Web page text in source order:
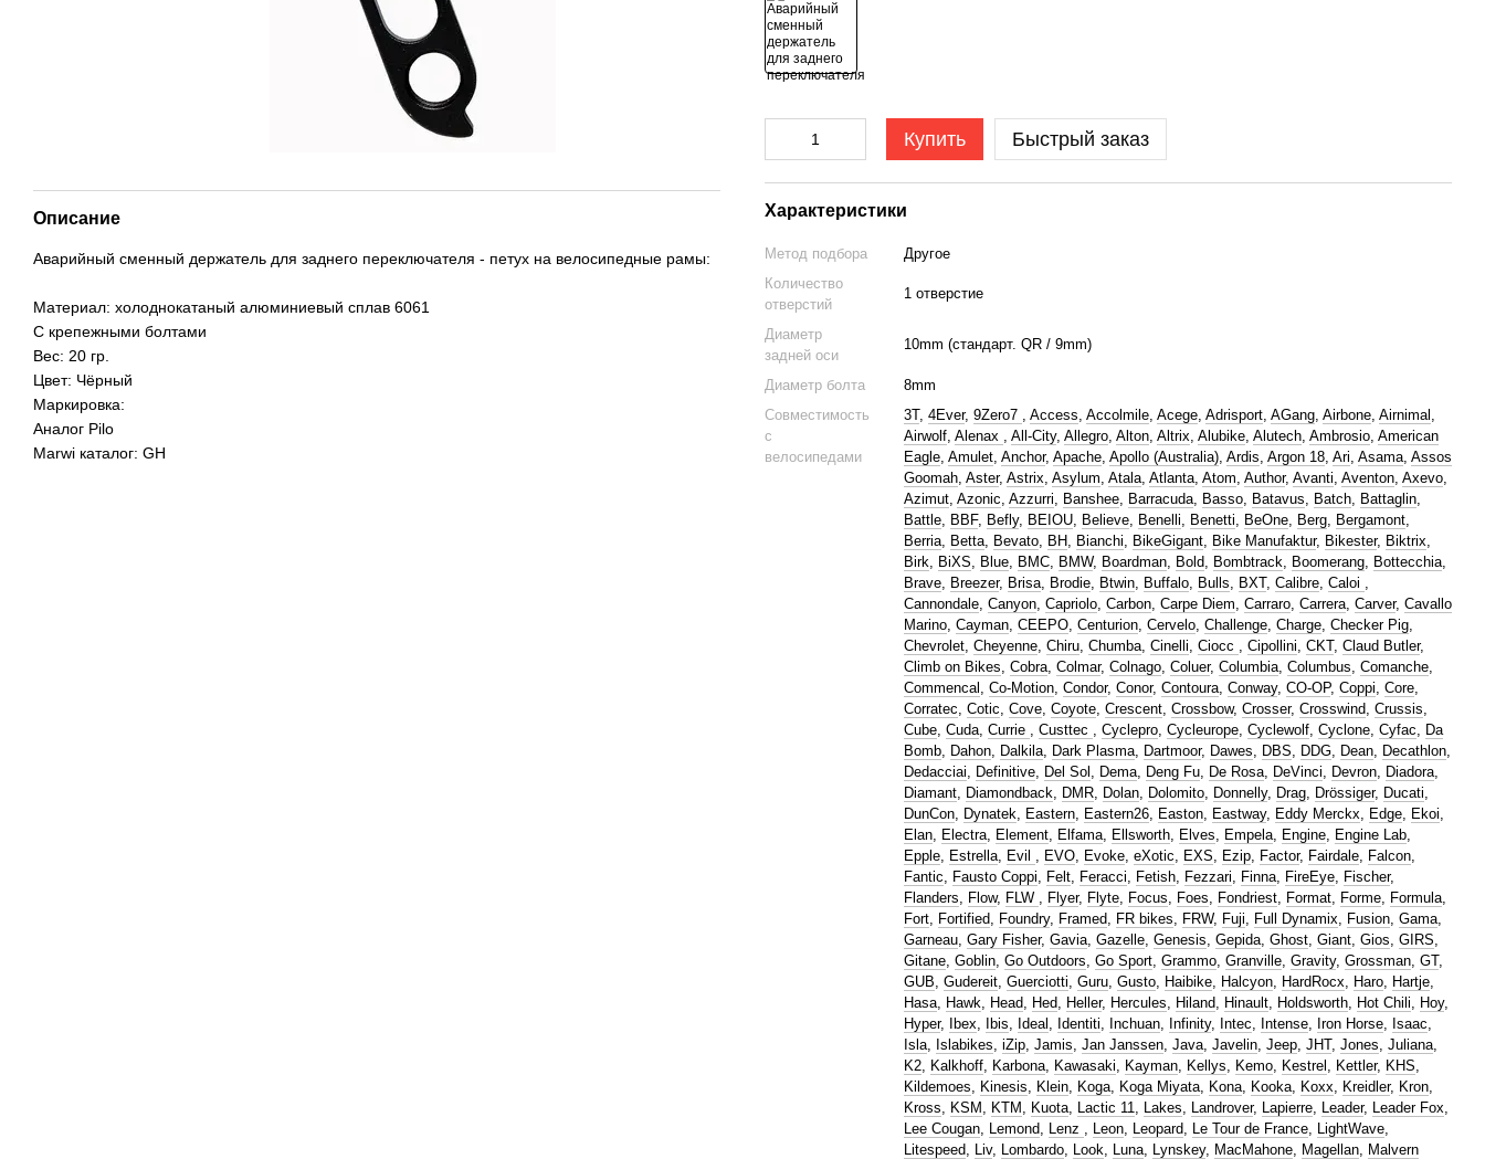
Описание
Аварийный сменный держатель для заднего переключателя - петух на велосипедные рамы:
Материал: холоднокатаный алюминиевый сплав 6061
С крепежными болтами
Вес: 20 гр.
Цвет: Чёрный
Маркировка:
Аналог Pilo
Marwi каталог: GH
Купить Быстрый заказ
Характеристики
Метод подбора
Другое
Количество
отверстий
1 отверстие
Диаметр
задней оси
10mm (стандарт. QR / 9mm)
Диаметр болта
8mm
Совместимость
с
велосипедами
3T, 4Ever, 9Zero7 , Access, Accolmile, Acege, Adrisport, AGang, Airbone, Airnimal ,
Airwolf, Alenax , All-City, Allegro, Alton, Altrix, Alubike, Alutech, Ambrosio, American
Eagle, Amulet, Anchor, Apache, Apollo (Australia), Ardis, Argon 18, Ari, Asama, Assos
Goomah, Aster, Astrix, Asylum, Atala, Atlanta, Atom, Author, Avanti, Aventon, Axevo,
Azimut, Azonic, Azzurri, Banshee, Barracuda, Basso, Batavus, Batch, Battaglin,
Battle, BBF, Befly, BEIOU, Believe, Benelli, Benetti, BeOne, Berg, Bergamont,
Berria, Betta, Bevato, BH, Bianchi, BikeGigant, Bike Manufaktur, Bikester, Biktrix,
Birk, BiXS, Blue, BMC, BMW, Boardman, Bold, Bombtrack, Boomerang, Bottecchia,
Brave, Breezer, Brisa, Brodie, Btwin, Buffalo, Bulls, BXT, Calibre, Caloi ,
Cannondale, Canyon, Capriolo, Carbon, Carpe Diem, Carraro, Carrera, Carver, Cavallo
Marino, Cayman, CEEPO, Centurion, Cervelo, Challenge, Charge, Checker Pig,
Chevrolet, Cheyenne, Chiru, Chumba, Cinelli, Ciocc , Cipollini, CKT, Claud Butler,
Climb on Bikes, Cobra, Colmar, Colnago, Coluer, Columbia, Columbus, Comanche,
Commencal , Co-Motion, Condor, Conor, Contoura, Conway, CO-OP, Coppi, Core,
Corratec, Cotic, Cove, Coyote, Crescent, Crossbow, Crosser, Crosswind, Crussis,
Cube, Cuda, Currie , Custtec , Cyclepro, Cycleurope, Cyclewolf, Cyclone, Cyfac, Da
Bomb, Dahon, Dalkila, Dark Plasma, Dartmoor, Dawes, DBS, DDG, Dean, Decathlon,
Dedacciai, Definitive, Del Sol , Dema, Deng Fu, De Rosa, DeVinci, Devron, Diadora,
Diamant, Diamondback, DMR, Dolan, Dolomito, Donnelly, Drag, Drössiger, Ducati,
DunCon, Dynatek, Eastern, Eastern26, Easton, Eastway, Eddy Merckx, Edge, Ekoi,
Elan, Electra, Element, Elfama, Ellsworth, Elves, Empela, Engine, Engine Lab,
Epple, Estrella, Evil , EVO, Evoke, eXotic, EXS, Ezip, Factor, Fairdale, Falcon,
Fantic, Fausto Coppi, Felt, Feracci, Fetish, Fezzari, Finna, FireEye, Fischer,
Flanders, Flow, FLW , Flyer, Flyte, Focus, Foes, Fondriest, Format, Forme, Formula,
Fort, Fortified, Foundry, Framed, FR bikes, FRW, Fuji, Full Dynamix, Fusion, Gama,
Garneau, Gary Fisher, Gavia, Gazelle, Genesis, Gepida, Ghost, Giant, Gios, GIRS,
Gitane, Goblin, Go Outdoors, Go Sport, Grammo, Granville, Gravity, Grossman, GT,
GUB, Gudereit, Guerciotti, Guru, Gusto, Haibike, Halcyon, HardRocx, Haro, Hartje,
Hasa, Hawk, Head, Hed, Heller, Hercules, Hiland, Hinault, Holdsworth, Hot Chili, Hoy,
Hyper, Ibex, Ibis, Ideal , Identiti, Inchuan, Infinity, Intec, Intense, Iron Horse, Isaac,
Isla, Islabikes, iZip, Jamis, Jan Janssen, Java, Javelin, Jeep, JHT, Jones, Juliana,
K2, Kalkhoff, Karbona, Kawasaki, Kayman, Kellys, Kemo, Kestrel , Kettler, KHS,
Kildemoes, Kinesis, Klein, Koga, Koga Miyata, Kona, Kooka, Koxx, Kreidler, Kron,
Kross, KSM , KTM , Kuota, Lactic 11, Lakes, Landrover, Lapierre, Leader, Leader Fox,
Lee Cougan, Lemond, Lenz , Leon, Leopard, Le Tour de France, LightWave,
Litespeed, Liv, Lombardo, Look, Luna, Lynskey, MacMahone, Magellan, Malvern